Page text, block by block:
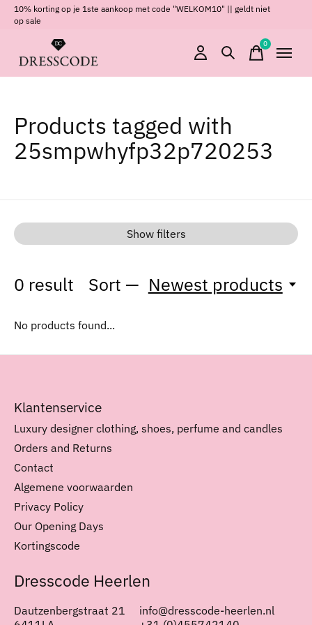
10% korting op je 1ste aankoop met code "WELKOM10" || geldt niet
op sale
0items
Products tagged with
25smpwhyfp32p720253
Show filters
0 result Sort — Newest products
No products found...
Klantenservice
Luxury designer clothing, shoes, perfume and candles
Orders and Returns
Contact
Algemene voorwaarden
Privacy Policy
Our Opening Days
Kortingscode
Dresscode Heerlen
Dautzenbergstraat 21
info@dresscode-heerlen.nl